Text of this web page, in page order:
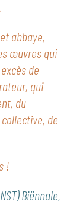
abbaye,
œuvres qui
de
qui
du
de
!
Biënnale,